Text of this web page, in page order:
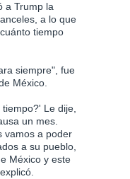
a Trump la
a lo que
tiempo
siempre", fue
México.
Le dije,
un mes.
vamos a poder
a su pueblo,
México y este